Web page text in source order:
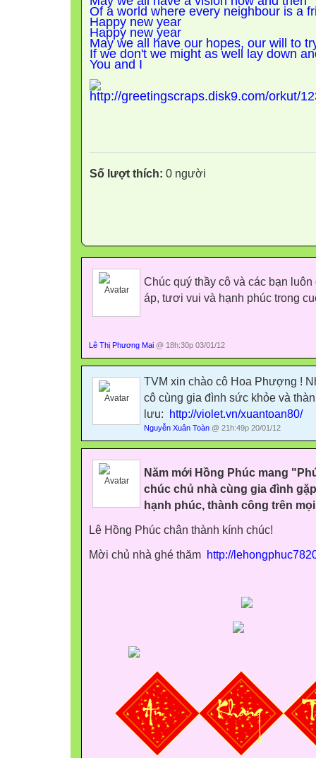
Of a world where every neighbour is a
Happy new year
Happy new year
May we all have our hopes, our will to
If we don't we might as well lay down
You and I
Số lượt thích: 0 người
Chúc quý thầy cô và các bạn
áp, tươi vui và hạnh phúc trong
Lê Thị Phương Mai @ 18h:30p 03/01/12
TVM xin chào cô Hoa Phượng !
cô cùng gia đình sức khỏe và
lưu:
http://violet.vn/xuantoan80/
Nguyễn Xuân Toàn @ 21h:49p 20/01/12
Năm mới Hồng Phúc mang
chúc chủ nhà cùng gia đình
hạnh phúc, thành công trên
Lê Hồng Phúc chân thành kính chúc!
Mời chủ nhà ghé thăm http://